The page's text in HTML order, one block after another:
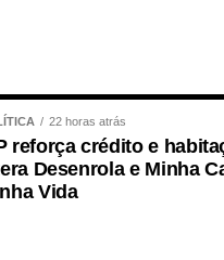
de concursos
para todos os
22 horas atrás
reforça crédito e
Desenrola e Minha
Vida